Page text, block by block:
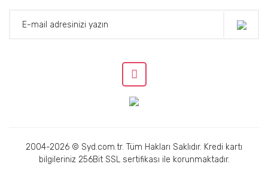
2004-2026 © Syd.com.tr. Tüm Hakları Saklıdır. Kredi kartı
bilgileriniz 256Bit SSL sertifikası ile korunmaktadır.